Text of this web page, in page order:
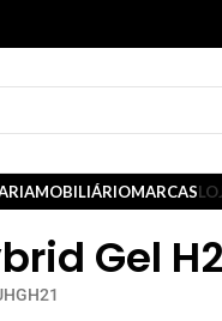
MOBILIÁRIOMARCAS
Gel